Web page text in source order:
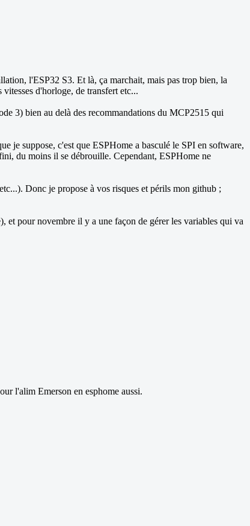
l'ESP32 S3. Et là, ça marchait, mais pas trop bien, la
d'horloge, de transfert etc...
3) bien au delà des recommandations du MCP2515 qui
je suppose, c'est que ESPHome a basculé le SPI en software,
du moins il se débrouille. Cependant, ESPHome ne
Donc je propose à vos risques et périls mon github ;
et pour novembre il y a une façon de gérer les variables qui va
l'alim Emerson en esphome aussi.